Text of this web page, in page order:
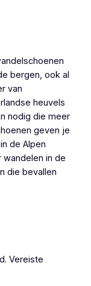
bergen, ook al
van
heuvels
nodig die meer
geven je
de Alpen
wandelen in de
die bevallen
Vereiste